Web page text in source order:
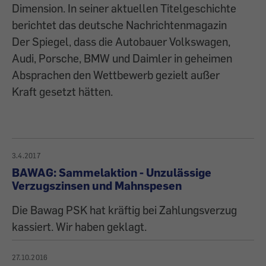
Dimension. In seiner aktuellen Titelgeschichte
berichtet das deutsche Nachrichtenmagazin
Der Spiegel, dass die Autobauer Volkswagen,
Audi, Porsche, BMW und Daimler in geheimen
Absprachen den Wettbewerb gezielt außer
Kraft gesetzt hätten.
3.4.2017
BAWAG: Sammelaktion - Unzulässige
Verzugszinsen und Mahnspesen
Die Bawag PSK hat kräftig bei Zahlungsverzug
kassiert. Wir haben geklagt.
27.10.2016